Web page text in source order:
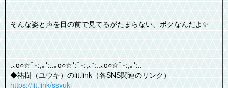
そんな姿と声を目の前で見てるがたまらない、ボクなんだよ✨️
.｡o○☆ﾟ･:,｡*:..｡o○☆*:ﾟ･:,｡*:..｡o○☆ﾟ･:,｡*:..
◆祐樹（ユウキ）のlit.link（各SNS関連のリンク）
https://lit.link/ssyuki